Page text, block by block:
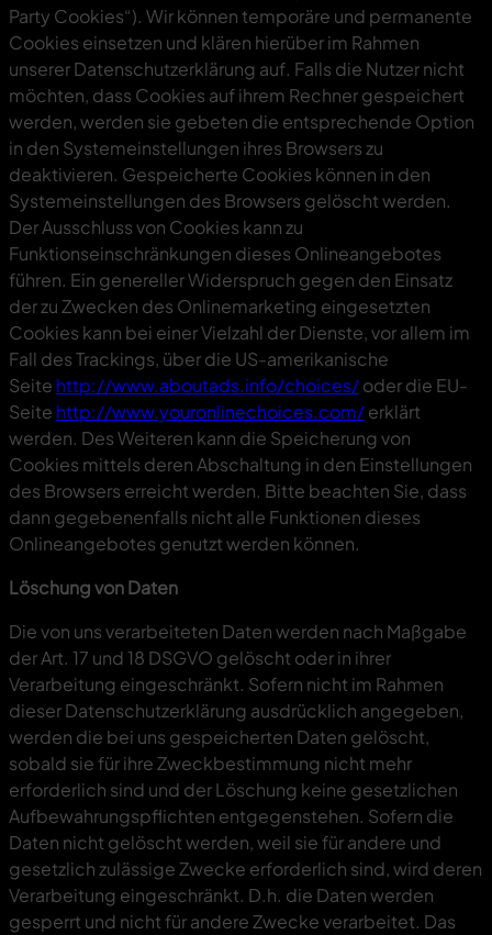
Party Cookies“). Wir können temporäre und permanente
Cookies einsetzen und klären hierüber im Rahmen
unserer Datenschutzerklärung auf. Falls die Nutzer nicht
möchten, dass Cookies auf ihrem Rechner gespeichert
werden, werden sie gebeten die entsprechende Option
in den Systemeinstellungen ihres Browsers zu
deaktivieren. Gespeicherte Cookies können in den
Systemeinstellungen des Browsers gelöscht werden.
Der Ausschluss von Cookies kann zu
Funktionseinschränkungen dieses Onlineangebotes
führen. Ein genereller Widerspruch gegen den Einsatz
der zu Zwecken des Onlinemarketing eingesetzten
Cookies kann bei einer Vielzahl der Dienste, vor allem im
Fall des Trackings, über die US-amerikanische
Seite http://www.aboutads.info/choices/oder die EU-
Seite http://www.youronlinechoices.com/erklärt
werden. Des Weiteren kann die Speicherung von
Cookies mittels deren Abschaltung in den Einstellungen
des Browsers erreicht werden. Bitte beachten Sie, dass
dann gegebenenfalls nicht alle Funktionen dieses
Onlineangebotes genutzt werden können.
Löschung von Daten
Die von uns verarbeiteten Daten werden nach Maßgabe
der Art. 17 und 18 DSGVO gelöscht oder in ihrer
Verarbeitung eingeschränkt. Sofern nicht im Rahmen
dieser Datenschutzerklärung ausdrücklich angegeben,
werden die bei uns gespeicherten Daten gelöscht,
sobald sie für ihre Zweckbestimmung nicht mehr
erforderlich sind und der Löschung keine gesetzlichen
Aufbewahrungspflichten entgegenstehen. Sofern die
Daten nicht gelöscht werden, weil sie für andere und
gesetzlich zulässige Zwecke erforderlich sind, wird deren
Verarbeitung eingeschränkt. D.h. die Daten werden
gesperrt und nicht für andere Zwecke verarbeitet. Das